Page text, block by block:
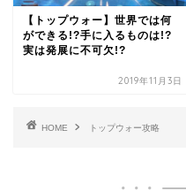
【トップウォー】世界では何
ができる!?手に入るものは!?
実は発展に不可欠!?
2019年11月3日
HOME トップウォー攻略